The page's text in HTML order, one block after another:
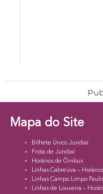
Mapa do Site
Bilhete Único Jundiaí
Frota de Jundiaí
Horários de Ônibus
Linhas Cabreúva –
Linhas Campo Limpo
Linhas de Louveira –